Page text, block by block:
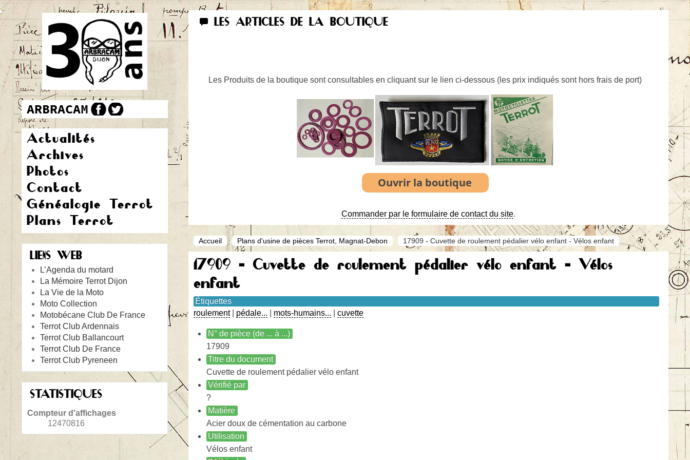
Actualités
Archives
Photos
Contact
Généalogie Terrot
Plans Terrot
LIENS WEB
L’Agenda du motard
La Mémoire Terrot Dijon
La Vie de la Moto
Moto Collection
Motobécane Club De France
Terrot Club Ardennais
Terrot Club Ballancourt
Terrot Club De France
Terrot Club Pyreneen
STATISTIQUES
Compteur d'affichages
12470816
LES ARTICLES DE LA BOUTIQUE
Les Produits de la boutique sont consultables en cliquant sur le lien ci-dessous ( les prix indiqués sont hors frais de port)
Commander par le formulaire de contact du site.
Accueil Plans d'usine de pièces Terrot, Magnat-Debon 17909 - Cuvette de roulement pédalier vélo enfant - Vélos enfant
17909 - Cuvette de roulement pédalier vélo enfant - Vélos
enfant
Étiquettes
roulement| pédale... mots-humains... cuvette
N° de pièce (de ... à ...)
17909
Titre du document
Cuvette de roulement pédalier vélo enfant
Vérifié par
?
Matière
Acier doux de cémentation au carbone
Utilisation
Vélos enfant